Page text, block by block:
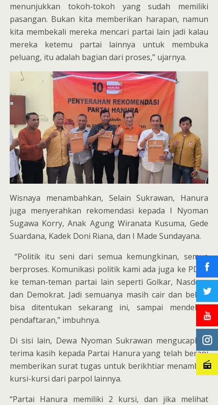
menunjukkan tokoh-tokoh yang sudah memiliki
pasangan. Bukan kita memberikan harapan, namun
kita membekali mereka mencari partai lain jadi kalau
mereka ketemu partai lainnya untuk membuka
peluang, itu adalah bagian dari proses,” ujarnya.
Wisnaya menambahkan, Selain Sukrawan, Hanura
juga menyerahkan rekomendasi kepada I Nyoman
Sugawa Korry, Anak Agung Wiranata Kusuma, Gede
Suardana, Kadek Doni Riana, dan I Made Sundayana.
“Politik itu seni dari semua kemungkinan, semua
berproses. Komunikasi politik kami ada juga ke PDIP,
ke teman-teman partai lain seperti Golkar, Nasdem,
dan Demokrat. Jadi semuanya masih cair dan belum
bisa ditentukan sekarang ini, sampai mendekati
pendaftaran,” imbuhnya.
Di sisi lain, Dewa Nyoman Sukrawan mengucapkan
terima kasih kepada Partai Hanura yang telah berani
memberikan surat tugas untuk berikhtiar menambah
kursi-kursi dari parpol lainnya.
“Partai Hanura memiliki 2 kursi, dan jika melihat